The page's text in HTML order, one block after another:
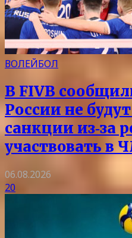
ВОЛЕЙБОЛ
В FIVB
России не
санкции из‑за
участвовать в
06.08.2026
20